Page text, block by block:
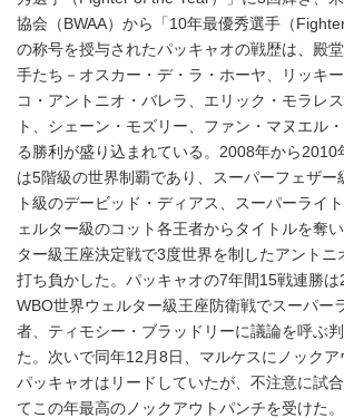
協会（BWAA）から「10年最優秀選手（
の称号を授与されたパッキャオの戦歴は、殿
手たち－オスカー・デ・ラ・ホーヤ、リッキ
コ・アントニオ・バレラ、エリック・モラレ
ト、シェーン・モズリー、ファン・マヌエル
る勝利が盛り込まれている。2008年から2010
は5階級の世界制覇であり、スーパーフェザー
ト級のデービッド・ディアス、スーパーライ
ェルター級のコット各王者からタイトルを奪
ター級王座決定戦で3度世界を制したアントニ
打ち負かした。パッキャオの7年間15戦連勝は
WBO世界ウェルター級王座防衛戦でスーパー
者、ティモシー・ブラッドリーに議論を呼ぶ
た。次いで同年12月8日、マルケスにノックア
パッキャオはリードしていたが、不注意に試
てこの年最高のノックアウトパンチを受けた